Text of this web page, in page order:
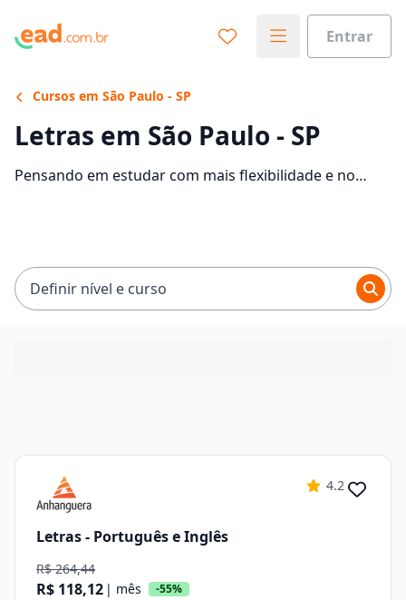
Entrar
Cursos em São Paulo - SP
Letras em São Paulo - SP
Pensando em estudar com mais flexibilidade e no
Definir nível e curso
4.2
Letras - Português e Inglês
R$ 264,44
R$ 118,12 | mês -55%